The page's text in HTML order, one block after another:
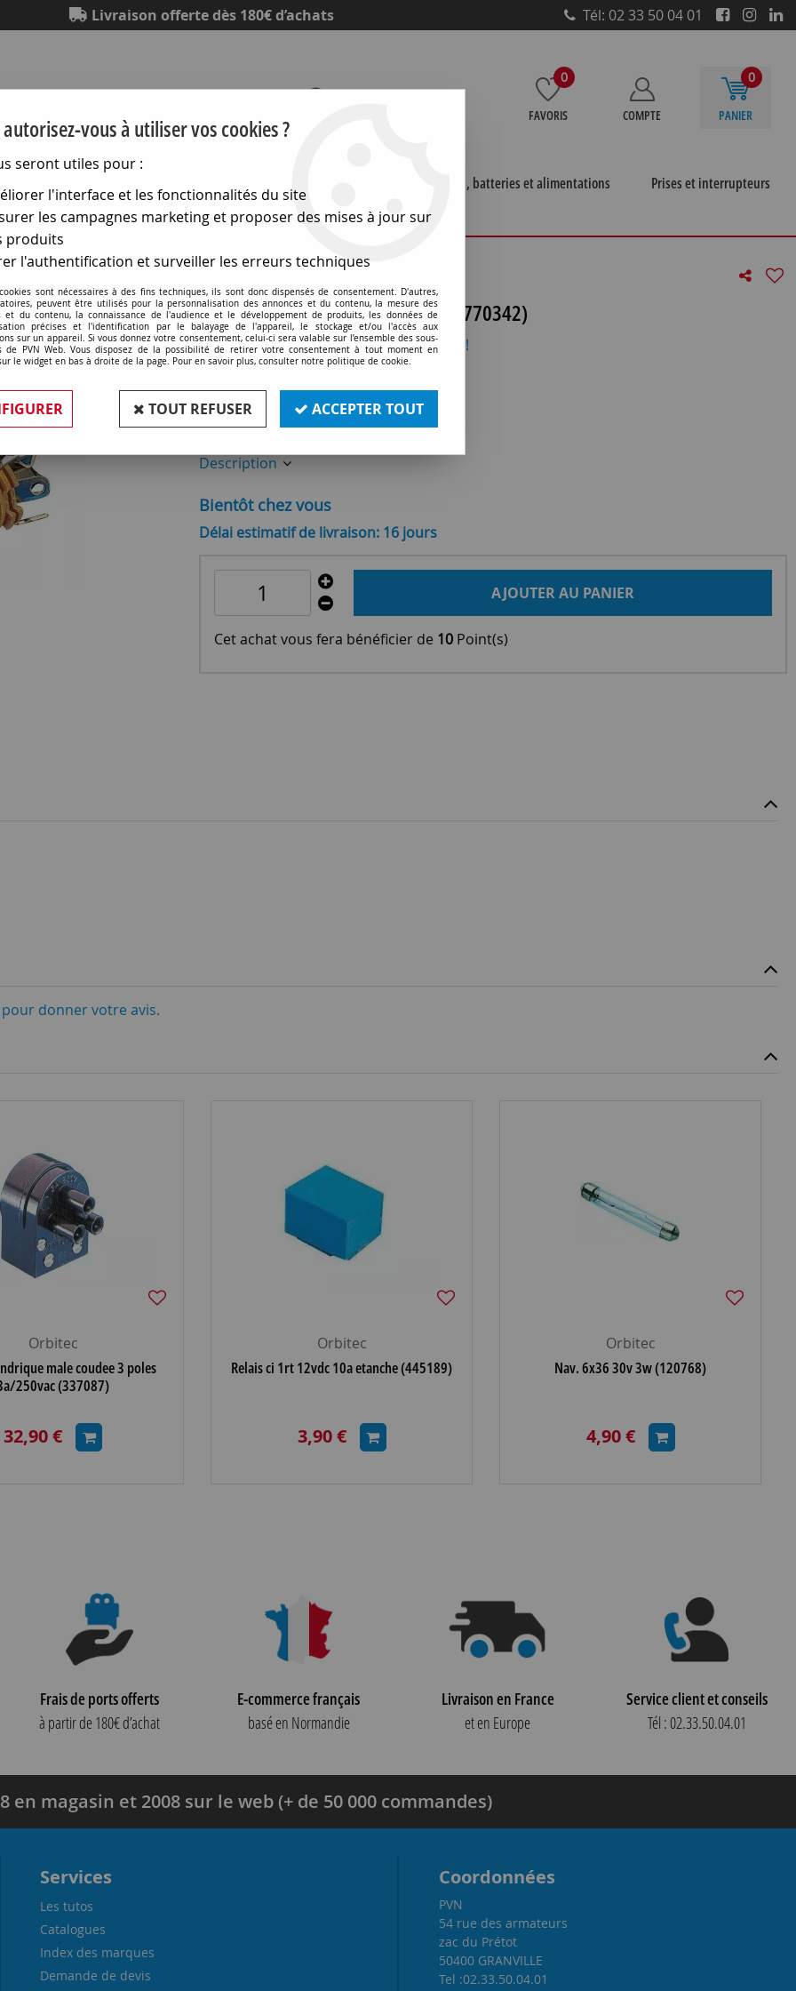
Livraison offerte dès 180€ d’achats Tél: 02 33 50 04 01
0
FAVORIS COMPTE
0
PANIER
Piles, batteries et alimentations
Prises et interrupteurs
>Orbitec>Jack femelle d:6,35 mono chassis (770342)
Jack femelle d:6,35 mono chassis (770342)
Soyez le premier à donner votre avis !
1,90€TTC
Réf. :OR770342
Description
Bientôt chez vous
Délai estimatif de livraison: 16 jours
AJOUTER AU PANIER
Cet achat vous fera bénéficier de 10 Point(s)
pour donner votre avis.
Orbitec
male coudee 3 poles
250vac (337087)
32,90 €
Orbitec
Relais ci 1rt 12vdc 10a etanche (445189)
3,90 €
Orbitec
Nav. 6x36 30v 3w (120768)
4,90 €
Frais de ports offerts
à partir de 180€ d’achat
E-commerce français
basé en Normandie
Livraison en France
et en Europe
Service client et conseils
Tél : 02.33.50.04.01
en magasin et 2008 sur le web (+ de 50 000 commandes)
Services
Les tutos
Catalogues
Index des marques
Demande de devis
Coordonnées
PVN
54 rue des armateurs
zac du Prétot
50400 GRANVILLE
Tel :02.33.50.04.01
vous à utiliser vos cookies ?
seront utiles pour :
l'interface et les fonctionnalités du site
les campagnes marketing et proposer des mises à jour sur
produits
l'authentification et surveiller les erreurs techniques
sont nécessaires à des fins techniques, ils sont donc dispensés de consentement. D'autres,
peuvent être utilisés pour la personnalisation des annonces et du contenu, la mesure des
et du contenu, la connaissance de l'audience et le développement de produits, les données de
précises et l'identification par le balayage de l'appareil, le stockage et/ou l'accès aux
sur un appareil. Si vous donnez votre consentement, celui-ci sera valable sur l’ensemble des sous-
de PVN Web. Vous disposez de la possibilité de retirer votre consentement à tout moment en
le widget en bas à droite de la page. Pour en savoir plus, consulter notre politique de cookie.
TOUT REFUSER ACCEPTER TOUT